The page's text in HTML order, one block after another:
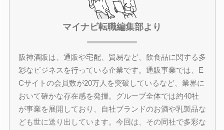
マイナビ転職編集部より
阪神酒販は、通販や宅配、貿易など、飲食品に関する多
彩なビジネスを行っている企業です。通販事業では、E
Cサイトの会員数が20万人を突破しているなど、業界に
おいて確かな存在感を発揮。グループ全体では約40社
が事業を展開しており、自社ブランドのお酒や乳製品な
ども世に送り出しています。今回は、その同社で多彩な